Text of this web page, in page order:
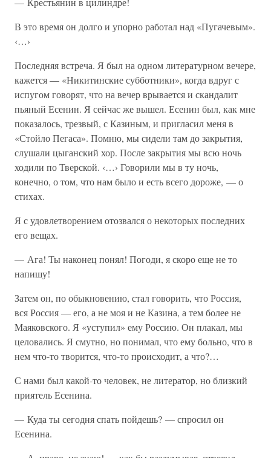
В это время он долго и упорно работал над «Пугачевым».
‹…›
Последняя встреча. Я был на одном литературном вечере,
кажется — «Никитинские субботники», когда вдруг с
испугом говорят, что на вечер врывается и скандалит
пьяный Есенин. Я сейчас же вышел. Есенин был, как мне
показалось, трезвый, с Казиным, и пригласил меня в
«Стойло Пегаса». Помню, мы сидели там до закрытия,
слушали цыганский хор. После закрытия мы всю ночь
ходили по Тверской. ‹…› Говорили мы в ту ночь,
конечно, о том, что нам было и есть всего дороже, — о
стихах.
Я с удовлетворением отозвался о некоторых последних
его вещах.
— Ага! Ты наконец понял! Погоди, я скоро еще не то
напишу!
Затем он, по обыкновению, стал говорить, что Россия,
вся Россия — его, а не моя и не Казина, а тем более не
Маяковского. Я «уступил» ему Россию. Он плакал, мы
целовались. Я смутно, но понимал, что ему больно, что в
нем что-то творится, что-то происходит, а что?…
С нами был какой-то человек, не литератор, но близкий
приятель Есенина.
— Куда ты сегодня спать пойдешь? — спросил он
Есенина.